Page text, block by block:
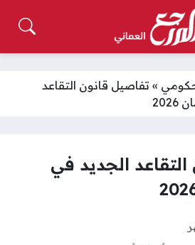
» تفاصيل قانون التقاعد
الجديد في